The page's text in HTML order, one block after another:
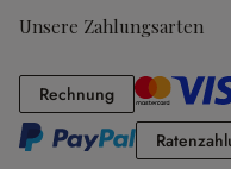
Unsere Zahlungsarten
RechnungRechnung